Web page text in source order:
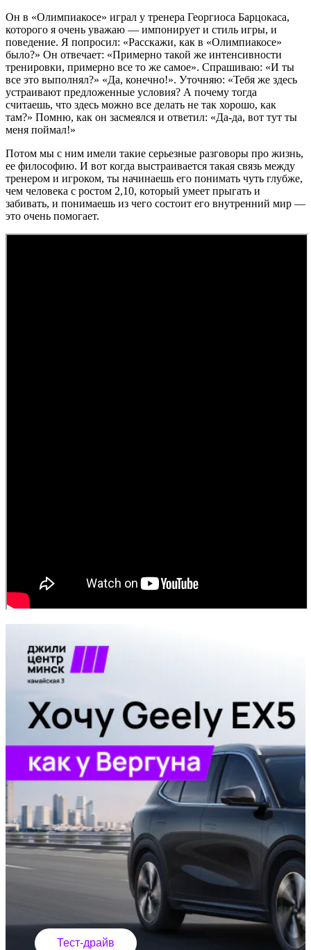
Он в «Олимпиакосе» играл у тренера Георгиоса Барцокаса,
которого я очень уважаю — импонирует и стиль игры, и
поведение. Я попросил: «Расскажи, как в «Олимпиакосе»
было?» Он отвечает: «Примерно такой же интенсивности
тренировки, примерно все то же самое». Спрашиваю: «И ты
все это выполнял?» «Да, конечно!». Уточняю: «Тебя же здесь
устраивают предложенные условия? А почему тогда
считаешь, что здесь можно все делать не так хорошо, как
там?» Помню, как он засмеялся и ответил: «Да-да, вот тут ты
меня поймал!»
Потом мы с ним имели такие серьезные разговоры про жизнь,
ее философию. И вот когда выстраивается такая связь между
тренером и игроком, ты начинаешь его понимать чуть глубже,
чем человека с ростом 2,10, который умеет прыгать и
забивать, и понимаешь из чего состоит его внутренний мир —
это очень помогает.
Тест-драйв